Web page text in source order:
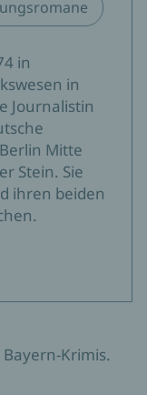
in
in
Journalistin
Mitte
Stein. Sie
ihren beiden
Krimis.